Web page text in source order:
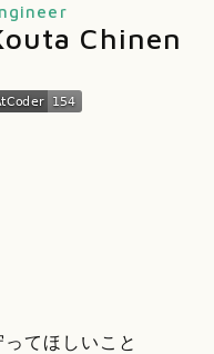
Chinen
てほしいこと